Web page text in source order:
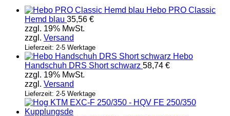
Hebo PRO Classic
Hemd blau 35,56 €
zzgl. 19% MwSt.
zzgl. Versand
Lieferzeit: 2-5 Werktage
Hebo
Handschuh DRS Short schwarz 58,74 €
zzgl. 19% MwSt.
zzgl. Versand
Lieferzeit: 2-5 Werktage